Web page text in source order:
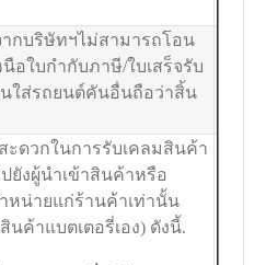
กบริษัทฯไม่สามารถโอน
อใบกำกับภาษี/ใบเสร็จรับ
นใส่รถยนต์คันอื่นถือว่าสิ้น
ะดวกในการรับเคลมสินค้า
ปยังผู้นำเข้าสินค้าหรือ
หน่ายแก่ร้านค้าเท่านั้น
ค้าแบตเตอรี่เอง) ดังนี้.